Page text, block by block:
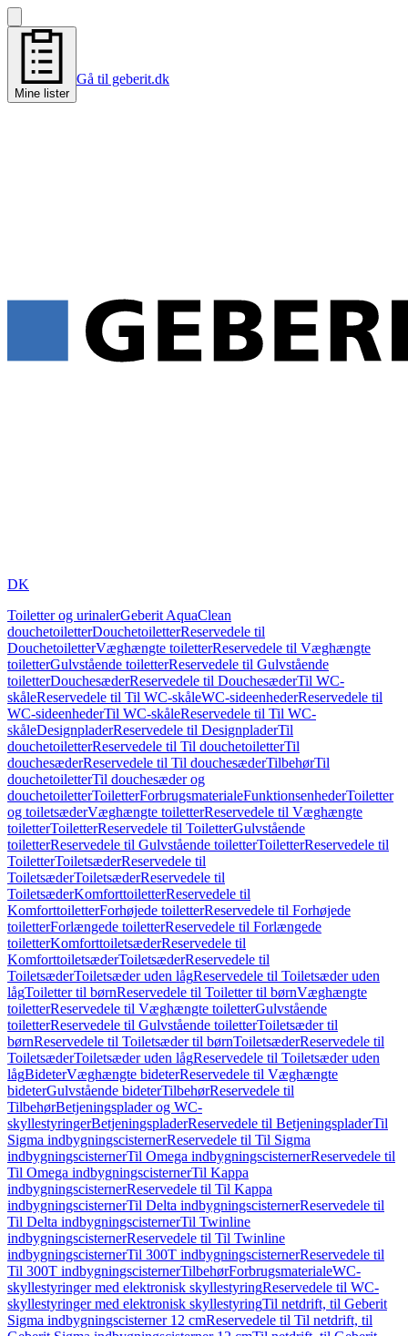
Mine lister
Gå til geberit.dk
DK
Toiletter og urinalerGeberit AquaClean
douchetoiletterDouchetoiletterReservedele til
DouchetoiletterVæghængte toiletterReservedele til Væghængte
toiletterGulvstående toiletterReservedele til Gulvstående
toiletterDouchesæderReservedele til DouchesæderTil WC-
skåleReservedele til Til WC-skåleWC-sideenhederReservedele til
WC-sideenhederTil WC-skåleReservedele til Til WC-
skåleDesignpladerReservedele til DesignpladerTil
douchetoiletterReservedele til Til douchetoiletterTil
douchesæderReservedele til Til douchesæderTilbehørTil
douchetoiletterTil douchesæder og
douchetoiletterToiletterForbrugsmaterialeFunktionsenhederToiletter
og toiletsæderVæghængte toiletterReservedele til Væghængte
toiletterToiletterReservedele til ToiletterGulvstående
toiletterReservedele til Gulvstående toiletterToiletterReservedele til
ToiletterToiletsæderReservedele til
ToiletsæderToiletsæderReservedele til
ToiletsæderKomforttoiletterReservedele til
KomforttoiletterForhøjede toiletterReservedele til Forhøjede
toiletterForlængede toiletterReservedele til Forlængede
toiletterKomforttoiletsæderReservedele til
KomforttoiletsæderToiletsæderReservedele til
ToiletsæderToiletsæder uden lågReservedele til Toiletsæder uden
lågToiletter til børnReservedele til Toiletter til børnVæghængte
toiletterReservedele til Væghængte toiletterGulvstående
toiletterReservedele til Gulvstående toiletterToiletsæder til
børnReservedele til Toiletsæder til børnToiletsæderReservedele til
ToiletsæderToiletsæder uden lågReservedele til Toiletsæder uden
lågBideterVæghængte bideterReservedele til Væghængte
bideterGulvstående bideterTilbehørReservedele til
TilbehørBetjeningsplader og WC-
skyllestyringerBetjeningspladerReservedele til BetjeningspladerTil
Sigma indbygningscisternerReservedele til Til Sigma
indbygningscisternerTil Omega indbygningscisternerReservedele til
Til Omega indbygningscisternerTil Kappa
indbygningscisternerReservedele til Til Kappa
indbygningscisternerTil Delta indbygningscisternerReservedele til
Til Delta indbygningscisternerTil Twinline
indbygningscisternerReservedele til Til Twinline
indbygningscisternerTil 300T indbygningscisternerReservedele til
Til 300T indbygningscisternerTilbehørForbrugsmaterialeWC-
skyllestyringer med elektronisk skyllestyringReservedele til WC-
skyllestyringer med elektronisk skyllestyringTil netdrift, til Geberit
Sigma indbygningscisterner 12 cmReservedele til Til netdrift, til